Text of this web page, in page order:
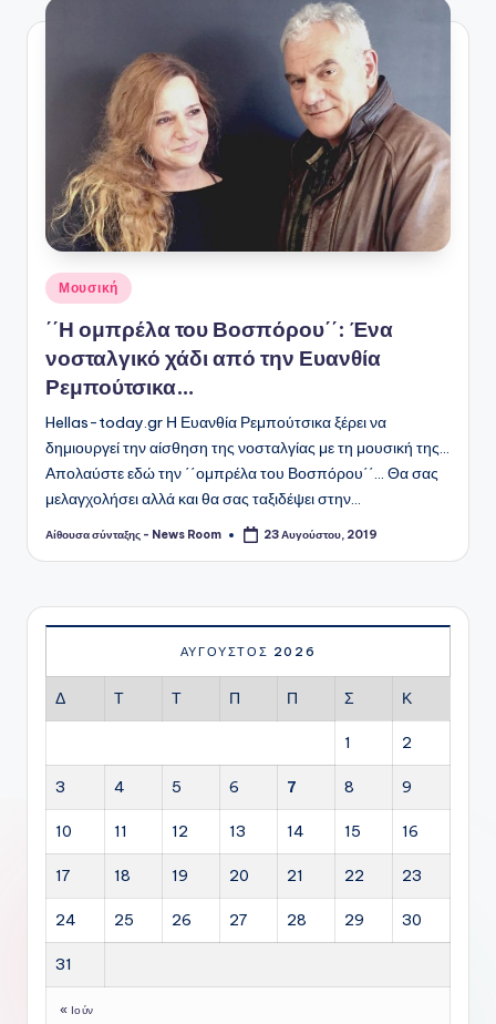
Αναρτήθηκε
σε
Μουσική
΄΄Η ομπρέλα του Βοσπόρου΄΄: Ένα
νοσταλγικό χάδι από την Ευανθία
Ρεμπούτσικα…
Hellas-today.gr Η Ευανθία Ρεμπούτσικα ξέρει να
δημιουργεί την αίσθηση της νοσταλγίας με τη μουσική της...
Απολαύστε εδώ την ΄΄ομπρέλα του Βοσπόρου΄΄... Θα σας
μελαγχολήσει αλλά και θα σας ταξιδέψει στην…
Συγγραφέας:
Αίθουσα σύνταξης - News Room 23 Αυγούστου, 2019
ΑΎΓΟΥΣΤΟΣ 2026
Δ Τ Τ Π Π Σ Κ
1 2
3 4 5 6 7 8 9
10 11 12 13 14 15 16
17 18 19 20 21 22 23
24 25 26 27 28 29 30
31
« Ιούν